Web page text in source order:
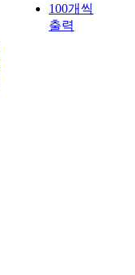
100개씩
출력